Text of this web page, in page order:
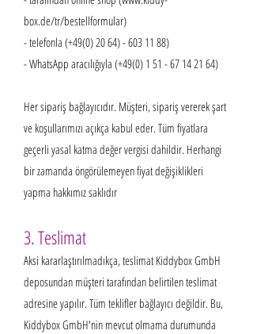
box.de/tr/bestellformular)
- telefonla (+49(0)20 64) - 603 11 88)
- WhatsApp aracılığıyla (+49(0) 1 51 - 67 14 21 64)
Her sipariş bağlayıcıdır. Müşteri, sipariş vererek şart
ve koşullarımızı açıkça kabul eder. Tüm fiyatlara
geçerli yasal katma değer vergisi dahildir. Herhangi
bir zamanda öngörülemeyen fiyat değişiklikleri
yapma hakkımız saklıdır
3. Teslimat
Aksi kararlaştırılmadıkça, teslimat Kiddybox GmbH
deposundan müşteri tarafından belirtilen teslimat
adresine yapılır. Tüm teklifler bağlayıcı değildir. Bu,
Kiddybox GmbH'nin mevcut olmama durumunda